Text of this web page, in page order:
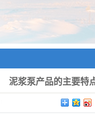
泥浆泵产品的主要特